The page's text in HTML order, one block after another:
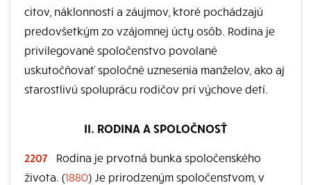
citov, náklonností a záujmov, ktoré pochádzajú
predovšetkým zo vzájomnej úcty osôb. Rodina je
privilegované spoločenstvo povolané
uskutočňovať spoločné uznesenia manželov, ako aj
starostlivú spoluprácu rodičov pri výchove detí.
II. RODINA A SPOLOČNOSŤ
2207
Rodina je prvotná bunka spoločenského
života. (1880) Je prirodzeným spoločenstvom, v